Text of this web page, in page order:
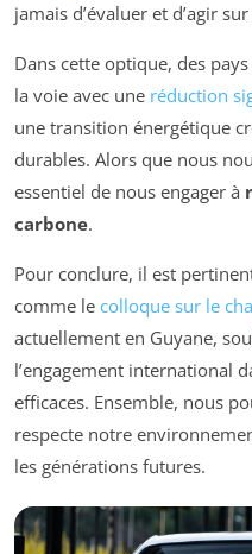
jamais d’évaluer et d’agir
Dans cette optique, des pays
la voie avec une réduction
une transition énergétique
durables. Alors que nous
essentiel de nous engager à
carbone.
Pour conclure, il est
comme le colloque sur le
actuellement en Guyane,
l’engagement international
efficaces. Ensemble, nous
respecte notre
les générations futures.